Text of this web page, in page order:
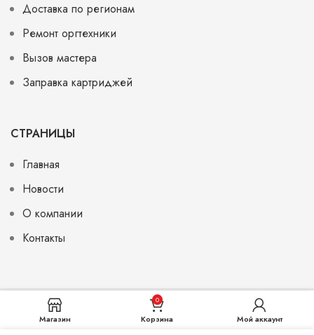
Доставка по регионам
Ремонт оргтехники
Вызов мастера
Заправка картриджей
СТРАНИЦЫ
Главная
Новости
О компании
Контакты
© 2026 Monohrom.uz . All rights reserved
Магазин
0
Корзина Мой аккаунт